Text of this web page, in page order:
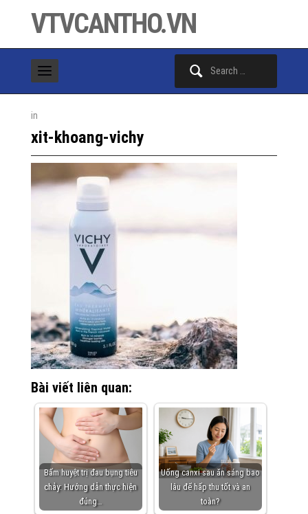
VTVCANTHO.VN
in
xit-khoang-vichy
Bài viết liên quan:
Bấm huyệt trị đau bụng tiêu
chảy: Hướng dẫn thực hiện
đúng…
Uống canxi sau ăn sáng bao
lâu để hấp thu tốt và an
toàn?